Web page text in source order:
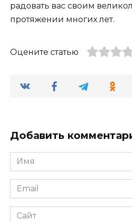
радовать вас своим
протяжении многих лет.
Оцените статью
Добавить
Имя
*
Email
*
Сайт